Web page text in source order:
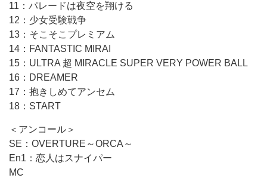
11：パレードは夜空を翔ける
12：少女受験戦争
13：そこそこプレミアム
14：FANTASTIC MIRAI
15：ULTRA 超 MIRACLE SUPER VERY POWER BALL
16：DREAMER
17：抱きしめてアンセム
18：START
＜アンコール＞
SE：OVERTURE～ORCA～
En1：恋人はスナイパー
MC